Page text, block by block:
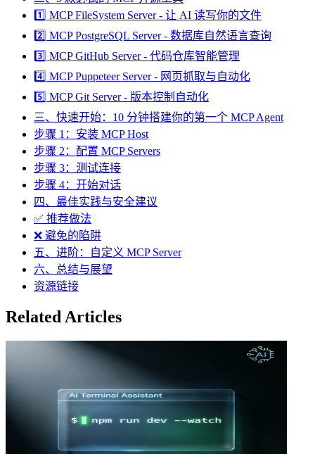
1️⃣ MCP FileSystem Server - 让 AI 读写你的文件
2️⃣ MCP PostgreSQL Server - 数据库自然语言查询
3️⃣ MCP GitHub Server - 代码仓库智能管理
4️⃣ MCP Puppeteer Server - 网页抓取与自动化
5️⃣ MCP Git Server - 版本控制自动化
三、快速开始：10 分钟搭建你的第一个 MCP Agent
步骤 1：安装 MCP Host
步骤 2：配置 MCP Servers
步骤 3：测试连接
步骤 4：开始对话
四、最佳实践与安全建议
✅ 推荐做法
❌ 避免的陷阱
五、进阶：自定义 MCP Server
六、总结与展望
资源链接
Related Articles